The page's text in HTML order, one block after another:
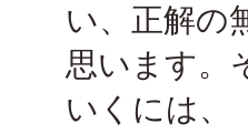
い、正解の
思います。
いくには、